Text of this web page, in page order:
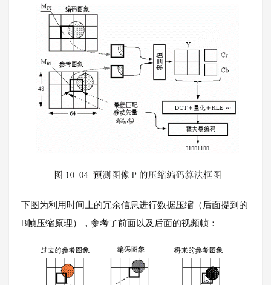
下图为利用时间上的冗余信息进行数据压缩（后面提到的
B帧压缩原理），参考了前面以及后面的视频帧：